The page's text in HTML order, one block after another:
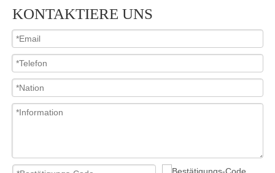
KONTAKTIERE UNS